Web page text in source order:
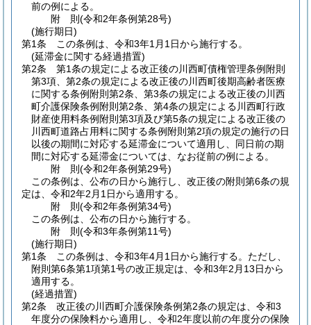
前の例による。
附 則(令和2年条例第28号)
(施行期日)
第1条
この条例は、令和3年1月1日から施行する。
(延滞金に関する経過措置)
第2条
第1条の規定による改正後の川西町債権管理条例附則
第3項、第2条の規定による改正後の川西町後期高齢者医療
に関する条例附則第2条、第3条の規定による改正後の川西
町介護保険条例附則第2条、第4条の規定による川西町行政
財産使用料条例附則第3項及び第5条の規定による改正後の
川西町道路占用料に関する条例附則第2項の規定の施行の日
以後の期間に対応する延滞金について適用し、同日前の期
間に対応する延滞金については、なお従前の例による。
附 則(令和2年条例第29号)
この条例は、公布の日から施行し、改正後の附則第6条の規
定は、令和2年2月1日から適用する。
附 則(令和2年条例第34号)
この条例は、公布の日から施行する。
附 則(令和3年条例第11号)
(施行期日)
第1条
この条例は、令和3年4月1日から施行する。 ただし、
附則第6条第1項第1号の改正規定は、令和3年2月13日から
適用する。
(経過措置)
第2条
改正後の川西町介護保険条例第2条の規定は、令和3
年度分の保険料から適用し、令和2年度以前の年度分の保険